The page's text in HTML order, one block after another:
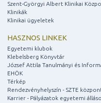
Szent-Györgyi Albert Klinikai
Klinikák
Klinikai ügyeletek
HASZNOS LINKEK
Egyetemi klubok
Klebelsberg Könyvtár
József Attila Tanulmányi és
EHÖK
Térkép
Rendezvényhelyszín - SZTE
Karrier - Pályázatok egyetemi